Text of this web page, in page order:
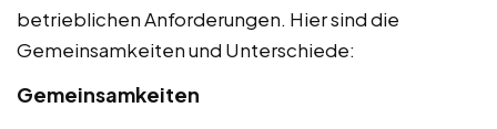
betrieblichen Anforderungen. Hier sind die
Gemeinsamkeiten und Unterschiede:
Gemeinsamkeiten